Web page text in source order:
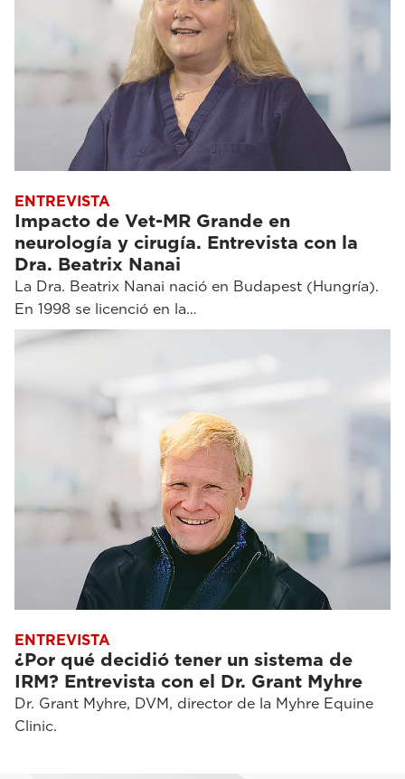
ENTREVISTA
Impacto de Vet-MR Grande en
neurología y cirugía. Entrevista con la
Dra. Beatrix Nanai
La Dra. Beatrix Nanai nació en Budapest (Hungría).
En 1998 se licenció en la…
ENTREVISTA
¿Por qué decidió tener un sistema de
IRM? Entrevista con el Dr. Grant Myhre
Dr. Grant Myhre, DVM, director de la Myhre Equine
Clinic.